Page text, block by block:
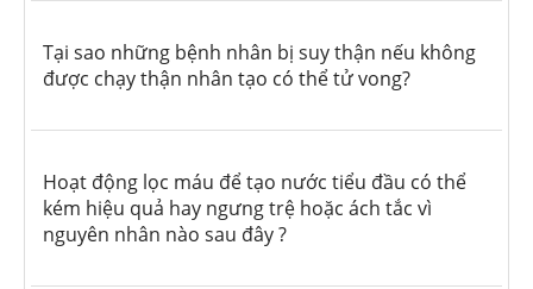
Tại sao những bệnh nhân bị suy thận nếu không
được chạy thận nhân tạo có thể tử vong?
Hoạt động lọc máu để tạo nước tiểu đầu có thể
kém hiệu quả hay ngưng trệ hoặc ách tắc vì
nguyên nhân nào sau đây ?